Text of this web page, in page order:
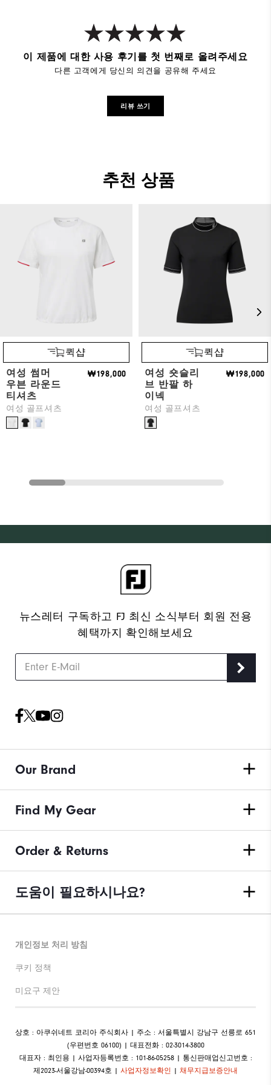
이 제품에 대한 사용 후기를 첫 번째로 올려주세요
다른 고객에게 당신의 의견을 공유해 주세요
리뷰 쓰기
추천 상품
퀵샵
여성 썸머
우븐 라운드
티셔츠
여성 골프셔츠
₩198,000
퀵샵
여성 숏슬리
브 반팔 하
이넥
여성 골프셔츠
₩198,000
뉴스레터 구독하고 FJ 최신 소식부터 회원 전용
혜택까지 확인해보세요
Our Brand
Find My Gear
Order & Returns
도움이 필요하시나요?
개인정보 처리 방침
쿠키 정책
미요구 제안
상호 : 아쿠쉬네트 코리아 주식회사 | 주소 : 서울특별시 강남구 선릉로 651
(우편번호 06100) | 대표전화 : 02-3014-3800
대표자 : 최인용 | 사업자등록번호 : 101-86-05258 | 통신판매업신고번호 :
제2023-서울강남-00394호 | 사업자정보확인 | 채무지급보증안내